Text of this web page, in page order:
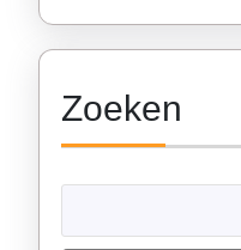
Zoeken